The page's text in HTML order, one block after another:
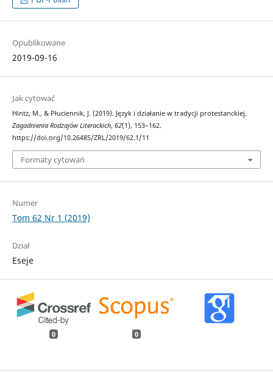
Opublikowane
2019-09-16
Jak cytować
Hintz, M., & Płuciennik, J. (2019). Język i działanie w tradycji protestanckiej.
Zagadnienia Rodzajów Literackich, 62(1), 153–162.
https://doi.org/10.26485/ZRL/2019/62.1/11
Formaty cytowań
Numer
Tom 62 Nr 1 (2019)
Dział
Eseje
0 0